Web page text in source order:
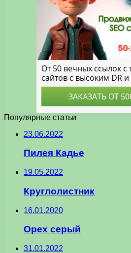
Популярные статьи
23.06.2022
Пилея Кадье
19.05.2022
Круглолистник
16.01.2020
Орех серый
31.01.2022